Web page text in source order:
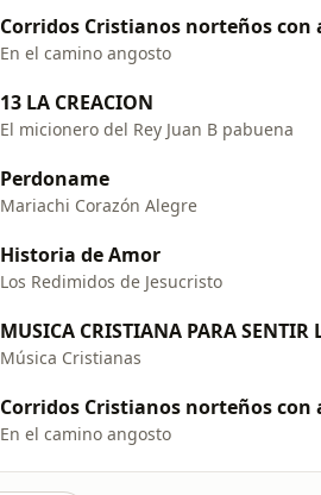
En el camino angosto
13 LA CREACION
El micionero del Rey Juan B pabuena
Perdoname
Mariachi Corazón Alegre
Historia de Amor
Los Redimidos de Jesucristo
Música Cristianas
En el camino angosto